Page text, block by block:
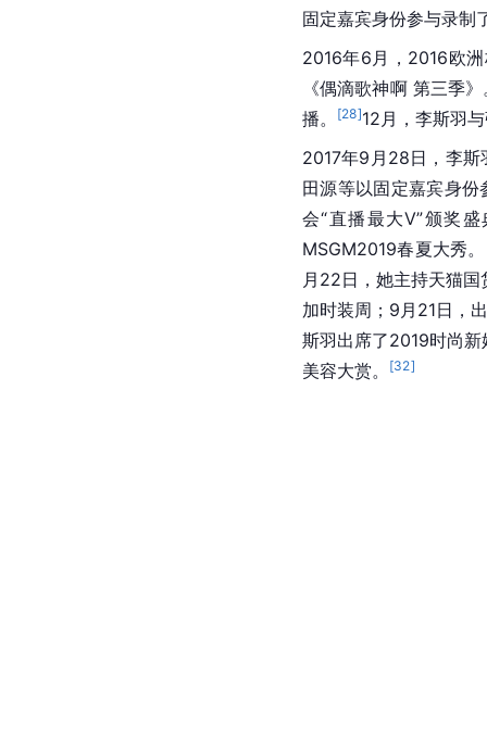
固定嘉宾身份参与录制
2016年6月，2016欧
《偶滴歌神啊 第三季
播。
[28]12月，李斯羽
2017年9月28日，李斯
田源等以固定嘉宾身
会“直播最大V”颁奖盛
MSGM2019春夏大秀。
月22日，她主持天猫
加时装周；9月21日，
斯羽出席了2019时尚
美容大赏。
[32]